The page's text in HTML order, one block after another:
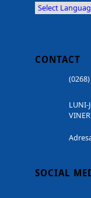
CONTACT
LUNI-
SOCIAL